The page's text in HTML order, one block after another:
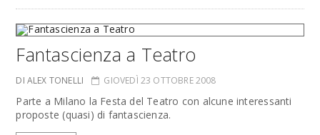
Fantascienza a Teatro
DI ALEX TONELLI GIOVEDÌ 23 OTTOBRE 2008
Parte a Milano la Festa del Teatro con alcune interessanti
proposte (quasi) di fantascienza.